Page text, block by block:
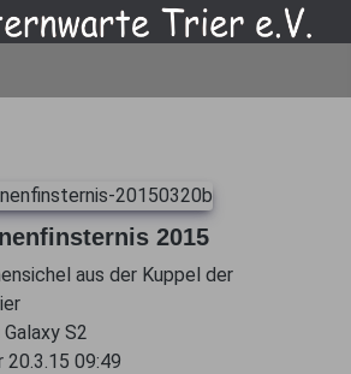
2015
aus der Kuppel der
S2
09:49